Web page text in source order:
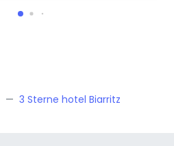
3 Sterne hotel Biarritz